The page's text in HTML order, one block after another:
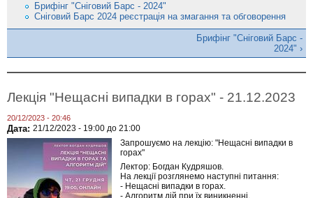
Брифінг "Сніговий Барс - 2024"
Сніговий Барс 2024 реєстрація на змагання та обговорення
Брифінг "Сніговий Барс -
2024" ›
Лекція "Нещасні випадки в горах" - 21.12.2023
20/12/2023 - 20:46
Дата: 21/12/2023 - 19:00 до 21:00
Запрошуємо на лекцію: "Нещасні випадки в
горах"
Лектор: Богдан Кудряшов.
На лекції розглянемо наступні питання:
- Нещасні випадки в горах.